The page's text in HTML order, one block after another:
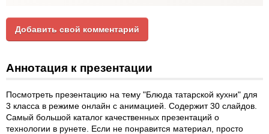
Добавить свой комментарий
Аннотация к презентации
Посмотреть презентацию на тему "Блюда татарской кухни" для
3 класса в режиме онлайн с анимацией. Содержит 30 слайдов.
Самый большой каталог качественных презентаций о
технологии в рунете. Если не понравится материал, просто